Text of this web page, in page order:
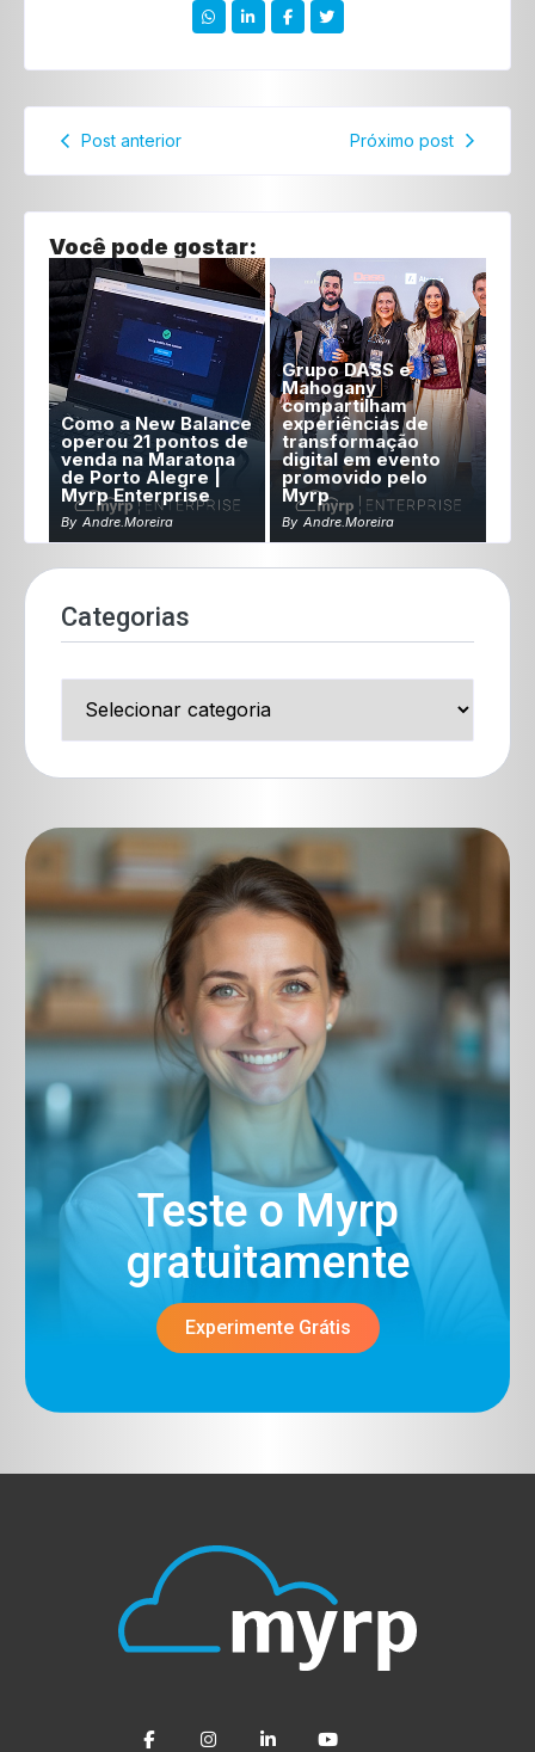
Post anterior Próximo post
Você pode gostar:
Como a New Balance
operou 21 pontos de
venda na Maratona
de Porto Alegre |
Myrp Enterprise
By Andre.moreira
Grupo DASS e
Mahogany
compartilham
experiências de
transformação
digital em evento
promovido pelo
Myrp
By Andre.moreira
Categorias
Teste o Myrp
gratuitamente​
Experimente Grátis